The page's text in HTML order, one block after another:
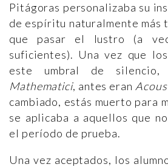
Pitágoras personalizaba su
de espíritu naturalmente más
que pasar el lustro (a
suficientes). Una vez que
este umbral de
Mathematici, antes eran
cambiado, estás muerto para
se aplicaba a aquellos que
el período de prueba.
Una vez aceptados, los